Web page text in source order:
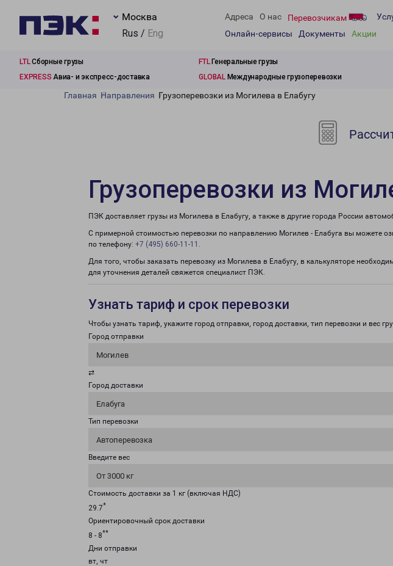
Москва
Rus / Eng
Адреса О нас Перевозчикам
Онлайн-сервисы
Документы Акции
LTLСборные грузы FTLГенеральные грузы
EXPRESS Авиа- и экспресс-доставка GLOBALМеждународные грузоперевозки
Главная Направления Грузоперевозки из Могилева в Елабугу
Грузоперевозки из
ПЭК доставляет грузы из Могилева в Елабугу, а также в другие города России
С примерной стоимостью перевозки по направлению Могилев - Елабуга вы можете
по телефону: +7 (495) 660-11-11 .
Для того, чтобы заказать перевозку из Могилева в Елабугу, в калькуляторе
для уточнения деталей свяжется специалист ПЭК.
Узнать тариф и срок перевозки
Чтобы узнать тариф, укажите город отправки, город доставки, тип перевозки и вес
Город отправки
Могилев
⇄
Город доставки
Елабуга
Тип перевозки
Автоперевозка
Введите вес
От 3000 кг
Стоимость доставки за 1 кг (включая НДС)
29.7*
Ориентировочный срок доставки
8 - 8**
Дни отправки
вт, чт